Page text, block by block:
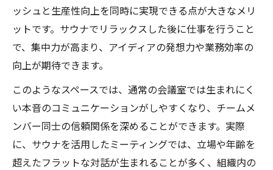
ッシュと生産性向上を同時に実現できる点が大きなメリ
ットです。サウナでリラックスした後に仕事を行うこと
で、集中力が高まり、アイディアの発想力や業務効率の
向上が期待できます。
このようなスペースでは、通常の会議室では生まれにく
い本音のコミュニケーションがしやすくなり、チームメ
ンバー同士の信頼関係を深めることができます。実際
に、サウナを活用したミーティングでは、立場や年齢を
超えたフラットな対話が生まれることが多く、組織内の